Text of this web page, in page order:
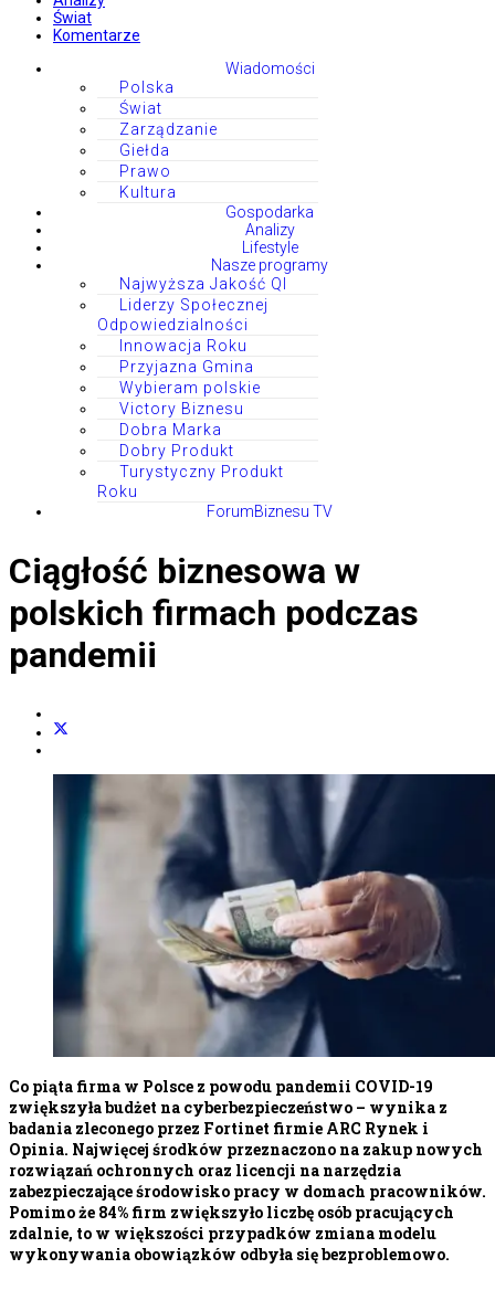
Świat
Komentarze
Wiadomości
Polska
Świat
Zarządzanie
Giełda
Prawo
Kultura
Gospodarka
Analizy
Lifestyle
Nasze programy
Najwyższa Jakość QI
Liderzy Społecznej
Odpowiedzialności
Innowacja Roku
Przyjazna Gmina
Wybieram polskie
Victory Biznesu
Dobra Marka
Dobry Produkt
Turystyczny Produkt
Roku
ForumBiznesu TV
Ciągłość biznesowa w
polskich firmach podczas
pandemii
Co piąta firma w Polsce z powodu pandemii COVID-19
zwiększyła budżet na cyberbezpieczeństwo – wynika z
badania zleconego przez Fortinet firmie ARC Rynek i
Opinia. Najwięcej środków przeznaczono na zakup nowych
rozwiązań ochronnych oraz licencji na narzędzia
zabezpieczające środowisko pracy w domach pracowników.
Pomimo że 84% firm zwiększyło liczbę osób pracujących
zdalnie, to w większości przypadków zmiana modelu
wykonywania obowiązków odbyła się bezproblemowo.